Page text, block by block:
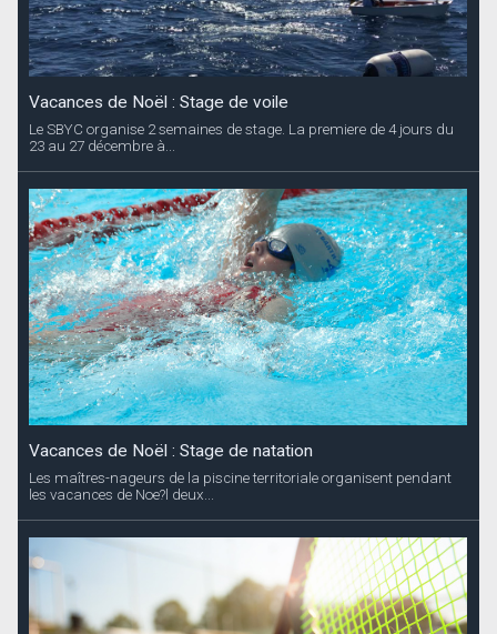
Vacances de Noël : Stage de voile
Le SBYC organise 2 semaines de stage. La premiere de 4 jours du
23 au 27 décembre à...
Vacances de Noël : Stage de natation
Les maîtres-nageurs de la piscine territoriale organisent pendant
les vacances de Noe?l deux...